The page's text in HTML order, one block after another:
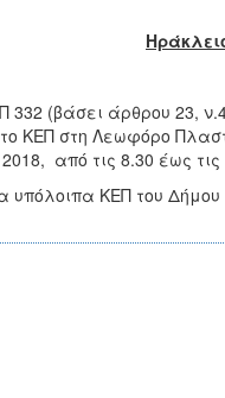
(βάσει άρθρου 23,
ΚΕΠ στη Λεωφόρο
από τις 8.30 έως τις
υπόλοιπα ΚΕΠ του